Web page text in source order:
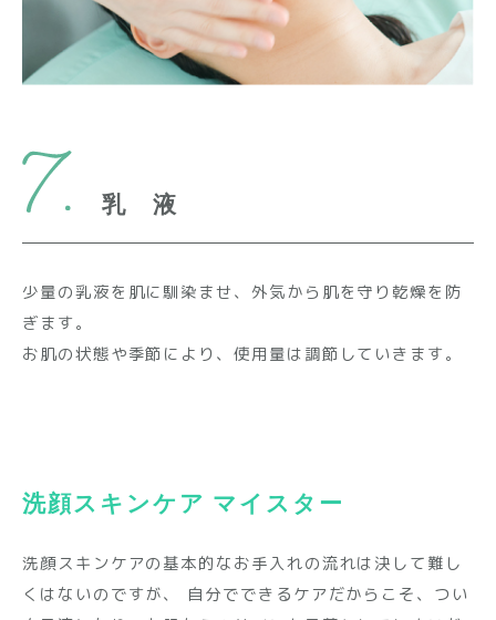
乳 液
少量の乳液を肌に馴染ませ、外気から肌を守り乾燥を防
ぎます。
お肌の状態や季節により、使用量は調節していきます。
洗顔スキンケア マイスター
洗顔スキンケアの基本的なお手入れの流れは決して難し
くはないのですが、
自分でできるケアだからこそ、つい